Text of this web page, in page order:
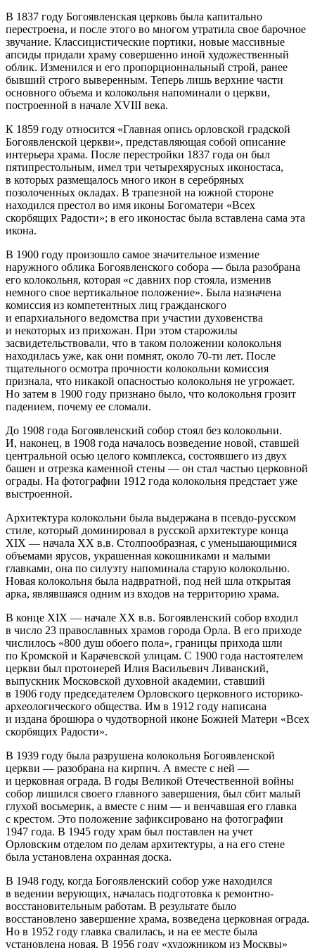
В 1837 году Богоявленская церковь была капитально
перестроена, и после этого во многом утратила свое барочное
звучание. Классицистические портики, новые массивные
апсиды придали храму совершенно иной художественный
облик. Изменился и его пропорционнальный строй, ранее
бывший строго выверенным. Теперь лишь верхние части
основного объема и колокольня напоминали о церкви,
построенной в начале XVIII века.
К 1859 году относится «Главная опись орловской градской
Богоявленской церкви», представляющая собой описание
интерьера храма. После перестройки 1837 года он был
пятипрестольным, имел три четырехярусных иконостаса,
в которых размещалось много икон в серебряных
позолоченных окладах. В трапезной на южной стороне
находился престол во имя иконы Богоматери «Всех
скорбящих Радости»; в его иконостас была вставлена сама эта
икона.
В 1900 году произошло самое значительное измение
наружного облика Богоявленского собора — была разобрана
его колокольня, которая «с давних пор стояла, изменив
немного свое вертикальное положение». Была назначена
комиссия из компетентных лиц гражданского
и епархиального ведомства при участии духовенства
и некоторых из прихожан. При этом старожилы
засвидетельствовали, что в таком положении колокольня
находилась уже, как они помнят, около 70-ти лет. После
тщательного осмотра прочности колокольни комиссия
признала, что никакой опасностью колокольня не угрожает.
Но затем в 1900 году признано было, что колокольня грозит
падением, почему ее сломали.
До 1908 года Богоявленский собор стоял без колокольни.
И, наконец, в 1908 года началось возведение новой, ставшей
центральной осью целого комплекса, состоявшего из двух
башен и отрезка каменной стены — он стал частью церковной
ограды. На фотографии 1912 года колокольня предстает уже
выстроенной.
Архитектура колокольни была выдержана в псевдо-русском
стиле, который доминировал в русской архитектуре конца
XIX — начала XX в.в. Столпообразная, с уменьшающимися
объемами ярусов, украшенная кокошниками и малыми
главками, она по силуэту напоминала старую колокольню.
Новая колокольня была надвратной, под ней шла открытая
арка, являвшаяся одним из входов на территорию храма.
В конце XIX — начале XX в.в. Богоявленский собор входил
в число 23 православных храмов города Орла. В его приходе
числилось «800 душ обоего пола», границы прихода шли
по Кромской и Карачевской улицам. С 1900 года настоятелем
церкви был протоиерей Илия Васильевич Ливанский,
выпускник Московской духовной академии, ставший
в 1906 году председателем Орловского церковного историко-
археологического общества. Им в 1912 году написана
и издана брошюра о чудотворной иконе Божией Матери «Всех
скорбящих Радости».
В 1939 году была разрушена колокольня Богоявленской
церкви — разобрана на кирпич. А вместе с ней —
и церковная ограда. В годы Великой Отечественной войны
собор лишился своего главного завершения, был сбит малый
глухой восьмерик, а вместе с ним — и венчавшая его главка
с крестом. Это положение зафиксировано на фотографии
1947 года. В 1945 году храм был поставлен на учет
Орловским отделом по делам архитектуры, а на его стене
была установлена охранная доска.
В 1948 году, когда Богоявленский собор уже находился
в ведении верующих, началась подготовка к ремонтно-
восстановительным работам. В результате было
восстановлено завершение храма, возведена церковная ограда.
Но в 1952 году главка свалилась, и на ее месте была
установлена новая. В 1956 году «художником из Москвы»